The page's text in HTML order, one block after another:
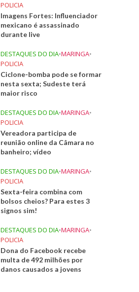
POLICIA
Imagens Fortes: Influenciador
mexicano é assassinado
durante live
DESTAQUES DO DIA•MARINGA•
POLICIA
Ciclone-bomba pode se formar
nesta sexta; Sudeste terá
maior risco
DESTAQUES DO DIA•MARINGA•
POLICIA
Vereadora participa de
reunião online da Câmara no
banheiro; vídeo
DESTAQUES DO DIA•MARINGA•
POLICIA
Sexta-feira combina com
bolsos cheios? Para estes 3
signos sim!
DESTAQUES DO DIA•MARINGA•
POLICIA
Dona do Facebook recebe
multa de 492 milhões por
danos causados a jovens